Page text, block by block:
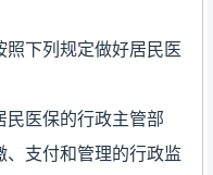
照下列规定做好居民医
民医保的行政主管部
、支付和管理的行政监